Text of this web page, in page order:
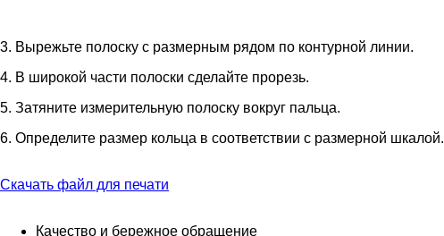
3. Вырежьте полоску с размерным рядом по контурной линии.
4. В широкой части полоски сделайте прорезь.
5. Затяните измерительную полоску вокруг пальца.
6. Определите размер кольца в соответствии с размерной шкалой.
Скачать файл для печати
Качество и бережное обращение